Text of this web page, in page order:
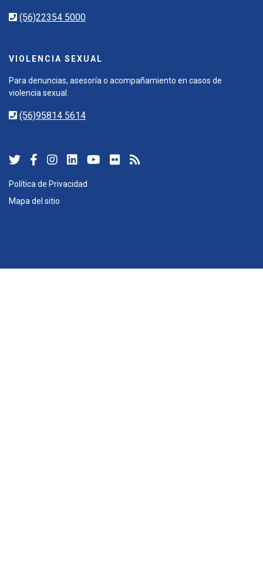
(56)22354 5000
VIOLENCIA SEXUAL
Para denuncias, asesoría o acompañamiento en casos de
violencia sexual.
(56)95814 5614
Política de Privacidad
Mapa del sitio